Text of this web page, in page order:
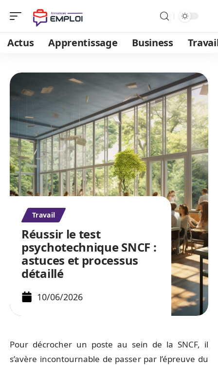
Actus Apprentissage Business
Travail
Réussir le test
psychotechnique SNCF :
astuces et processus
détaillé
10/06/2026
Pour décrocher un poste au sein de la SNCF, il
s’avère incontournable de passer par l’épreuve du